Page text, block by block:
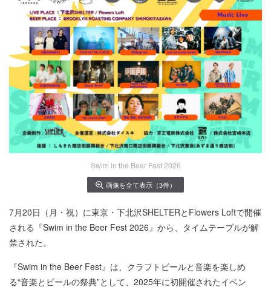
Swim in the Beer Fest 2026
画像を全て表示（3件）
7月20日（月・祝）に東京・下北沢SHELTERとFlowers Loftで開催
される『Swim in the Beer Fest 2026』から、タイムテーブルが解
禁された。
『Swim in the Beer Fest』は、クラフトビールと音楽を楽しめ
る“音楽とビールの祭典”として、2025年に初開催されたイベン